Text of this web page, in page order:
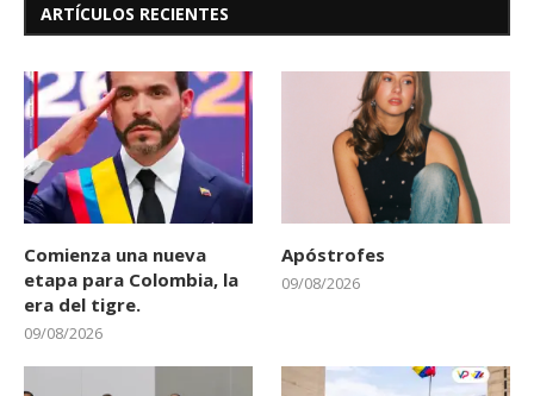
ARTÍCULOS RECIENTES
Comienza una nueva
etapa para Colombia, la
era del tigre.
09/08/2026
Apóstrofes
09/08/2026